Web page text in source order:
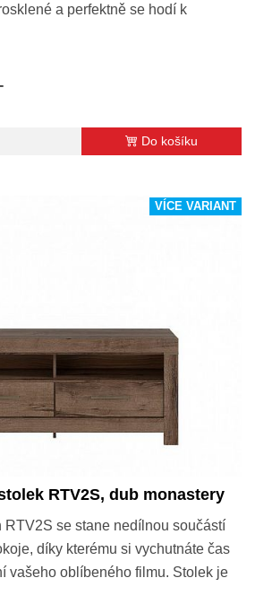
a perfektně se hodí k
Do košíku
VÍCE VARIANT
RTV2S, dub monastery
RTV2S se stane nedílnou součástí
díky kterému si vychutnáte čas
vašeho oblíbeného filmu. Stolek je